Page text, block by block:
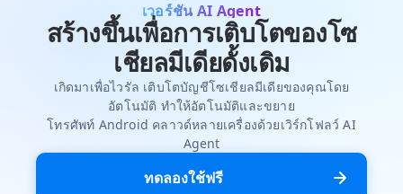
เวอร์ชัน AI Agent
ทดลองใช้ฟรี
สร้างขึ้นเพื่อการเติบโตของโซ
เชียลมีเดียดั้งเดิม
เกิดมาเพื่อไวรัล เติบโตบัญชีโซเชียลมีเดียของคุณโดย
อัตโนมัติ ทำให้อัตโนมัติและขยาย
โทรศัพท์ Android คลาวด์หลายเครื่องด้วยเวิร์กโฟลว์ AI
Agent